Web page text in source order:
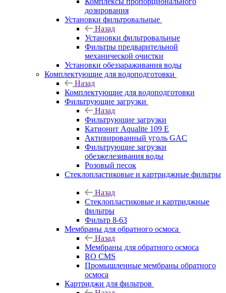
дозирования
Установки фильтровальные
Назад
Установки фильтровальные
Фильтры предварительной
механической очистки
Установки обеззараживания воды
Комплектующие для водоподготовки
Назад
Комплектующие для водоподготовки
Фильтрующие загрузки
Назад
Фильтрующие загрузки
Катионит Aqualite 109 E
Активированный уголь GAC
Фильтрующие загрузки
обезжелезивания воды
Розовый песок
Стеклопластиковые и картриджные фильтры
Назад
Стеклопластиковые и картриджные
фильтры
Фильтр 8-63
Мембраны для обратного осмоса
Назад
Мембраны для обратного осмоса
RO CMS
Промышленные мембраны обратного
осмоса
Картриджи для фильтров